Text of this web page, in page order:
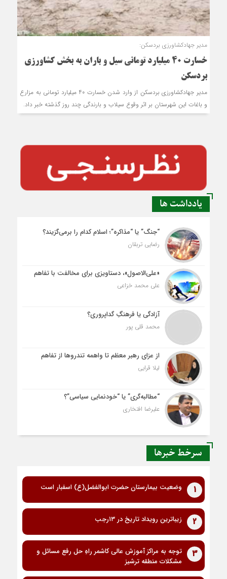
مدیر جهادکشاورزی بردسکن:
خسارت 40 میلیارد تومانی سیل و باران به بخش کشاورزی
بردسکن
مدیر جهادکشاورزی بردسکن از وارد شدن خسارت 40 میلیارد تومانی به مزارع
و باغات این شهرستان بر اثر وقوع سیلاب و بارندگی چند روز گذشته خبر داد.
یادداشت ها
“جنگ” یا “مذاکره”؛ اسلام کدام را برمی‌گزیند؟
رضایی تربقان
«علی‌الاصول»، دستاویزی برای مخالفت با تفاهم
علی محمد خزاعی
آزادگی یا فرهنگِ گداپروری؟
محمد قلی پور
از عزای رهبر معظم تا واهمه تندروها از تفاهم
لیلا قرایی
“مطالبه‌گری” یا “خودنمایی سیاسی”؟
علیرضا افتخاری
سرخط خبرها
1 وضعیت بیمارستان حضرت ابوالفضل(ع) اسفبار است
2 زیباترین رویداد تاریخ در ۱۳رجب
3
توجه به مراکز آموزش عالی کاشمر راهِ حل رفع مسائل و
مشکلات منطقه ترشیز